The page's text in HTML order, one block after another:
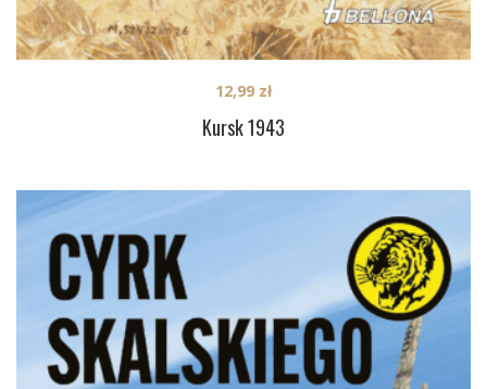
Kursk 1943
12,99 zł